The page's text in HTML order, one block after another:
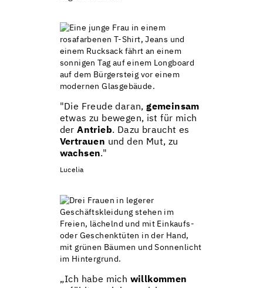
"Die Freude daran,gemeinsam
etwas zu bewegen, ist für mich
derAntrieb. Dazu braucht es
Vertrauen und den Mut, zu
wachsen."
Lucelia
„Ich habe mich willkommen